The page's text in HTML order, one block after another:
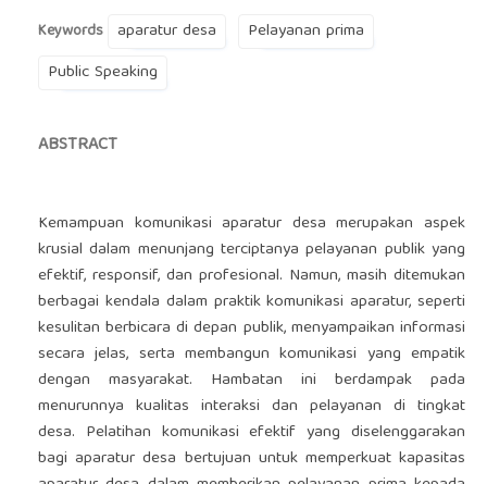
Keywords aparatur desa
Pelayanan prima
Public Speaking
ABSTRACT
Kemampuan komunikasi aparatur desa merupakan aspek
krusial dalam menunjang terciptanya pelayanan publik yang
efektif, responsif, dan profesional. Namun, masih ditemukan
berbagai kendala dalam praktik komunikasi aparatur, seperti
kesulitan berbicara di depan publik, menyampaikan informasi
secara jelas, serta membangun komunikasi yang empatik
dengan masyarakat. Hambatan ini berdampak pada
menurunnya kualitas interaksi dan pelayanan di tingkat
desa. Pelatihan komunikasi efektif yang diselenggarakan
bagi aparatur desa bertujuan untuk memperkuat kapasitas